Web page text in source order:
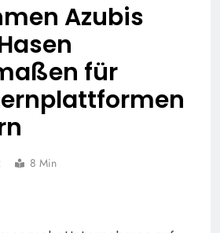
Azubis
für
8 Min